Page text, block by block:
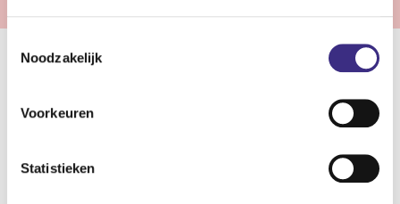
Noodzakelijk
Voorkeuren
Statistieken
Samenwerken in de gehandicaptenzorg
In de gehandicaptenzorg staan wij klaar om cliënten met
bieden die zij nodig hebben. Of het nu gaat om een